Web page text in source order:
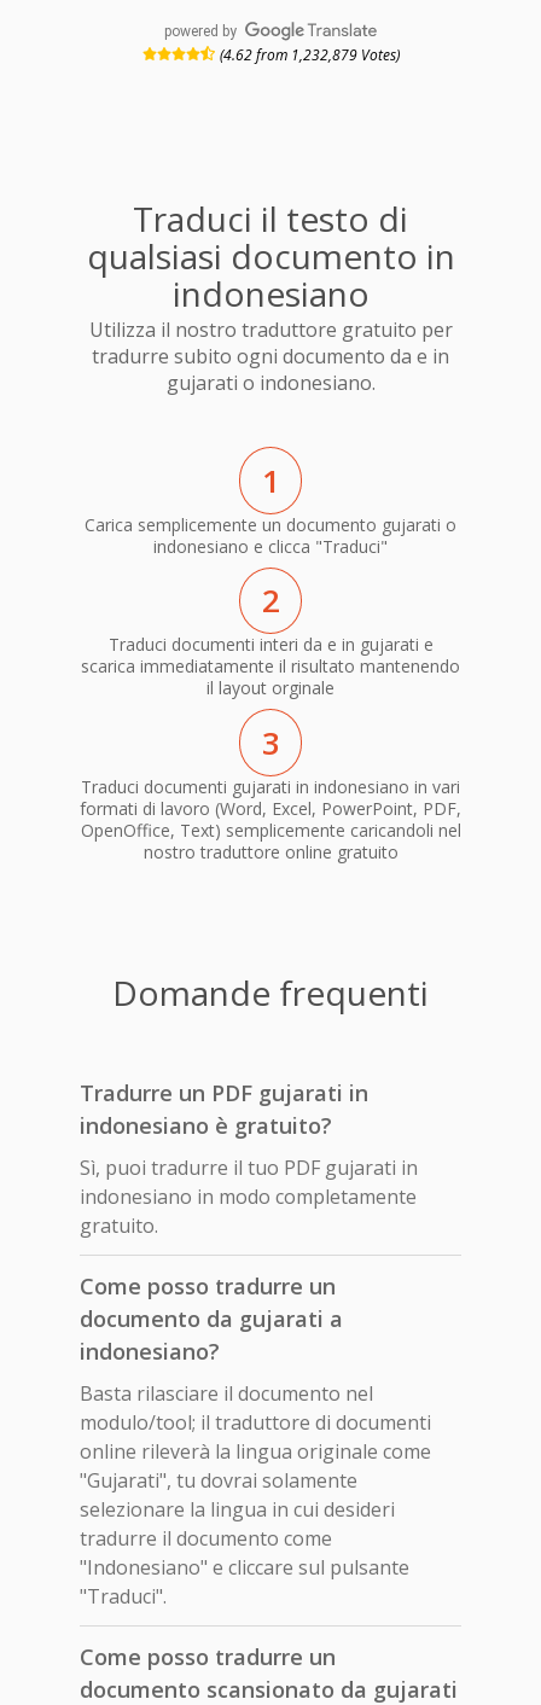
powered by
(4.62 from 1,232,879 Votes)
Traduci il testo di
qualsiasi documento in
indonesiano
Utilizza il nostro traduttore gratuito per
tradurre subito ogni documento da e in
gujarati o indonesiano.
1
Carica semplicemente un documento gujarati o
indonesiano e clicca "Traduci"
2
Traduci documenti interi da e in gujarati e
scarica immediatamente il risultato mantenendo
il layout orginale
3
Traduci documenti gujarati in indonesiano in vari
formati di lavoro (Word, Excel, PowerPoint, PDF,
OpenOffice, Text) semplicemente caricandoli nel
nostro traduttore online gratuito
Domande frequenti
Tradurre un PDF gujarati in
indonesiano è gratuito?
Sì, puoi tradurre il tuo PDF gujarati in
indonesiano in modo completamente
gratuito.
Come posso tradurre un
documento da gujarati a
indonesiano?
Basta rilasciare il documento nel
modulo/tool; il traduttore di documenti
online rileverà la lingua originale come
"Gujarati", tu dovrai solamente
selezionare la lingua in cui desideri
tradurre il documento come
"Indonesiano" e cliccare sul pulsante
"Traduci".
Come posso tradurre un
documento scansionato da gujarati